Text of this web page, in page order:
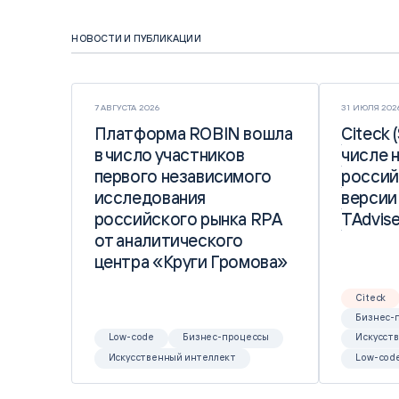
НОВОСТИ И ПУБЛИКАЦИИ
7 АВГУСТА 2026
Платформа ROBIN вошла
в число участников
первого независимого
исследования
российского рынка RPA
от аналитического
центра «Круги Громова»
Платформа ROBIN вошла
в число участников
первого независимого
исследования
российского рынка RPA
от аналитического
центра «Круги Громова»
Low-code
Бизнес-процессы
Искусственный интеллект
31 ИЮЛЯ
Citeck
числе
Citeck
числе
Citeck
Бизнес-
Low-